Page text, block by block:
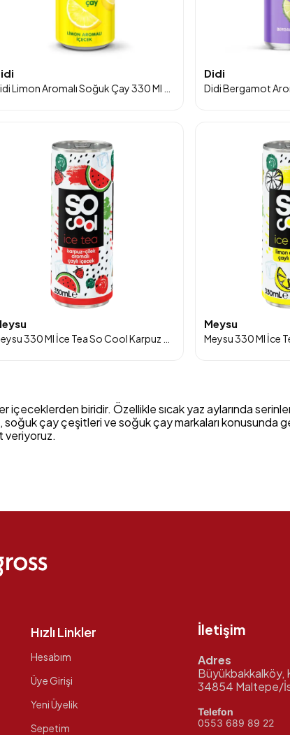
Didi
Meysu
biridir. Özellikle sıcak yaz aylarında
çay çeşitleri ve soğuk çay markaları konusunda
veriyoruz.
Hızlı Linkler
Hesabım
Üye Girişi
Yeni Üyelik
Sepetim
İletişim
Adres
Büyükbakkalköy,
34854 Maltepe/
Telefon
0553 689 89 22